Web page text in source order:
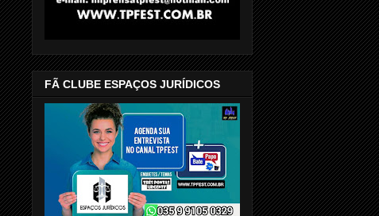
FÃ CLUBE ESPAÇOS JURÍDICOS